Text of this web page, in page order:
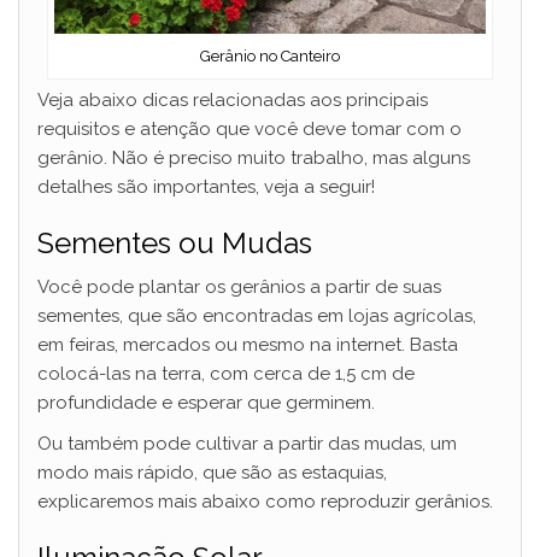
Gerânio no Canteiro
Veja abaixo dicas relacionadas aos principais
requisitos e atenção que você deve tomar com o
gerânio. Não é preciso muito trabalho, mas alguns
detalhes são importantes, veja a seguir!
Sementes ou Mudas
Você pode plantar os gerânios a partir de suas
sementes, que são encontradas em lojas agrícolas,
em feiras, mercados ou mesmo na internet. Basta
colocá-las na terra, com cerca de 1,5 cm de
profundidade e esperar que germinem.
Ou também pode cultivar a partir das mudas, um
modo mais rápido, que são as estaquias,
explicaremos mais abaixo como reproduzir gerânios.